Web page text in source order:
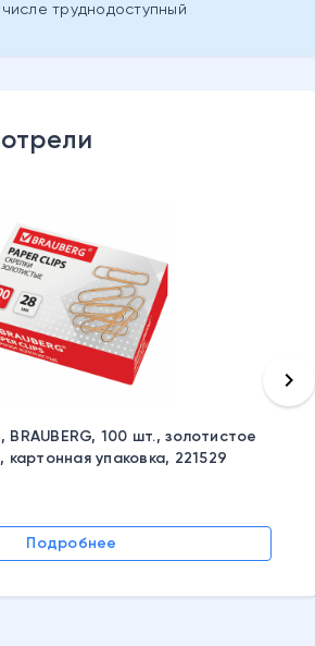
труднодоступный
100 шт., золотистое
картонная упаковка, 221529
Подробнее
keyboard_arrow_right